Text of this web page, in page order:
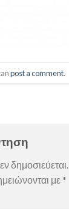
post a comment.
δημοσιεύεται.
με *